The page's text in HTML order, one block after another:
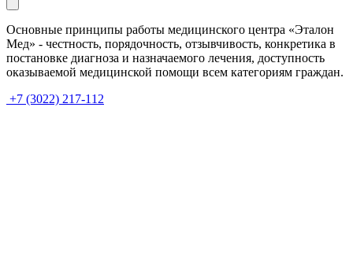
Основные принципы работы медицинского центра «Эталон
Мед» - честность, порядочность, отзывчивость, конкретика в
постановке диагноза и назначаемого лечения, доступность
оказываемой медицинской помощи всем категориям граждан.
+7 (3022) 217-112